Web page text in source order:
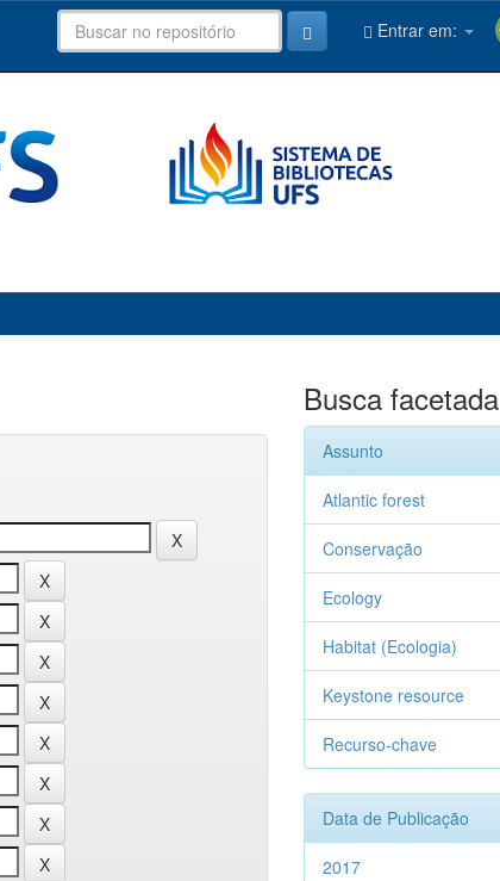
Entrar em:
Busca facetada
Assunto
Atlantic forest
Conservação
Ecology
Habitat (Ecologia)
Keystone resource
Recurso-chave
Data de Publicação
2017